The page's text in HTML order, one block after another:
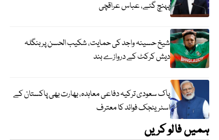
پہنچ گئے، عباس عراقچی
شیخ حسینہ واجد کی حمایت، شکیب الحسن پر بنگلہ
دیش کرکٹ کے دروازے بند
پاک سعودی ترکیہ دفاعی معاہدہ، بھارت بھی پاکستان کے
اسٹریٹجک فوائد کا معترف
ہمیں فالو کریں